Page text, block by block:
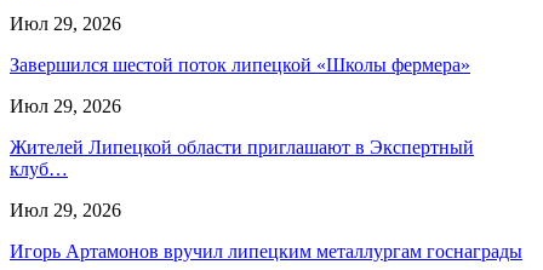
Июл 29, 2026
Завершился шестой поток липецкой «Школы фермера»
Июл 29, 2026
Жителей Липецкой области приглашают в Экспертный
клуб…
Июл 29, 2026
Игорь Артамонов вручил липецким металлургам госнаграды